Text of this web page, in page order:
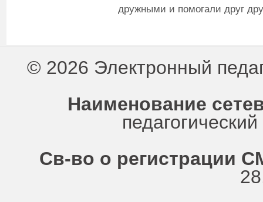
дружными и помогали друг
© 2026 Электронный
Наименование
Св-во о регистрации